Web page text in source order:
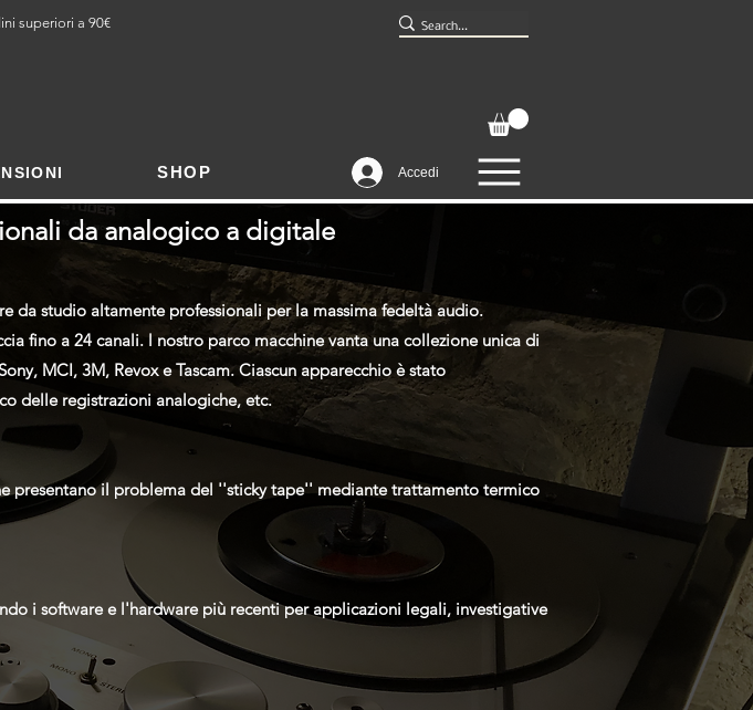
superiori a 90€
SHOP Accedi
da analogico a digitale
da studio altamente professionali per la massima fedeltà audio.
fino a 24 canali. l nostro parco macchine vanta una collezione unica di
MCI, 3M, Revox e Tascam. Ciascun apparecchio è stato
delle registrazioni analogiche, etc.
presentano il problema del ''sticky tape'' mediante trattamento termico
i software e l'hardware più recenti per applicazioni legali, investigative